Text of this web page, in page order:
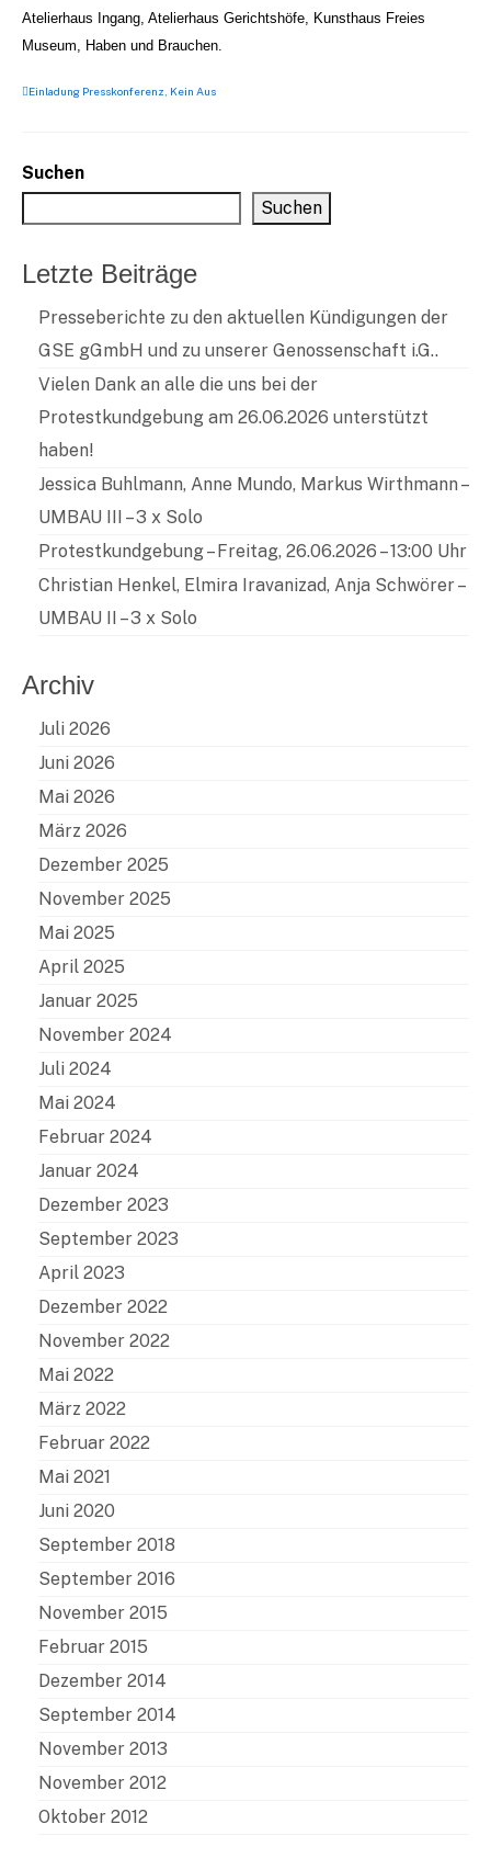
Atelierhaus Ingang, Atelierhaus Gerichtshöfe, Kunsthaus Freies
Museum, Haben und Brauchen.
Einladung Presskonferenz Kein Aus
Suchen
Suchen
Letzte Beiträge
Presseberichte zu den aktuellen Kündigungen der
GSE gGmbH und zu unserer Genossenschaft i.G..
Vielen Dank an alle die uns bei der
Protestkundgebung am 26.06.2026 unterstützt
haben!
Jessica Buhlmann, Anne Mundo, Markus Wirthmann –
UMBAU III – 3 x Solo
Protestkundgebung – Freitag, 26.06.2026 – 13:00 Uhr
Christian Henkel, Elmira Iravanizad, Anja Schwörer –
UMBAU II – 3 x Solo
Archiv
Juli 2026
Juni 2026
Mai 2026
März 2026
Dezember 2025
November 2025
Mai 2025
April 2025
Januar 2025
November 2024
Juli 2024
Mai 2024
Februar 2024
Januar 2024
Dezember 2023
September 2023
April 2023
Dezember 2022
November 2022
Mai 2022
März 2022
Februar 2022
Mai 2021
Juni 2020
September 2018
September 2016
November 2015
Februar 2015
Dezember 2014
September 2014
November 2013
November 2012
Oktober 2012